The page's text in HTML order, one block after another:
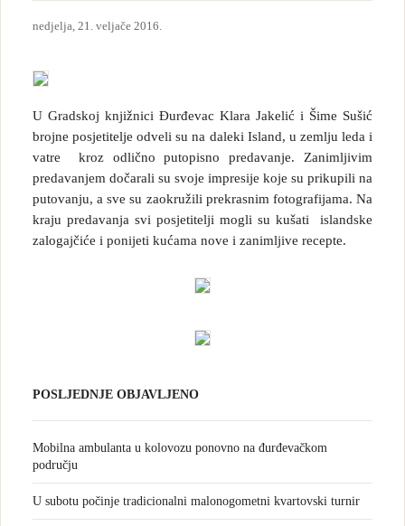
nedjelja, 21. veljače 2016.
U Gradskoj knjižnici Đurđevac Klara Jakelić i Šime Sušić
brojne posjetitelje odveli su na daleki Island, u zemlju leda i
vatre kroz odlično putopisno predavanje. Zanimljivim
predavanjem dočarali su svoje impresije koje su prikupili na
putovanju, a sve su zaokružili prekrasnim fotografijama. Na
kraju predavanja svi posjetitelji mogli su kušati islandske
zalogajčiće i ponijeti kućama nove i zanimljive recepte.
POSLJEDNJE OBJAVLJENO
Mobilna ambulanta u kolovozu ponovno na đurđevačkom
području
U subotu počinje tradicionalni malonogometni kvartovski turnir